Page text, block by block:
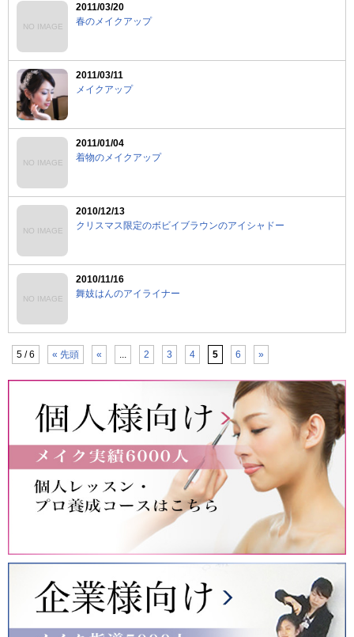
2011/03/20
春のメイクアップ
NO IMAGE
2011/03/11
メイクアップ
2011/01/04
着物のメイクアップ
NO IMAGE
2010/12/13
クリスマス限定のボビイブラウンのアイシャドー
NO IMAGE
2010/11/16
舞妓はんのアイライナー
NO IMAGE
5 / 6 « 先頭 « ... 2 3 4 5 6 »